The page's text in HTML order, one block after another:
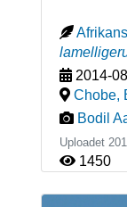
2014-
Chobe,
Bodil
Uploadet
1450